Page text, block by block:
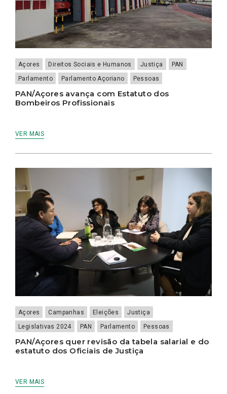
Açores Direitos Sociais e Humanos Justiça
PAN
Parlamento
Parlamento Açoriano Pessoas
PAN/Açores avança com Estatuto dos
Bombeiros Profissionais
VER MAIS
Açores Campanhas Eleições
Justiça
Legislativas 2024
PAN Parlamento Pessoas
PAN/Açores quer revisão da tabela salarial e do
estatuto dos Oficiais de Justiça
VER MAIS